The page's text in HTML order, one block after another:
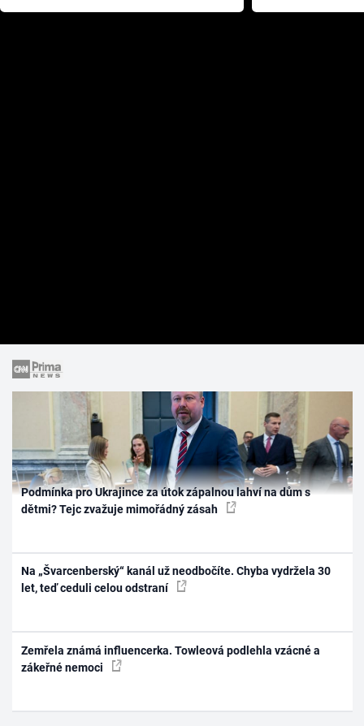
Pottera přišla s ráznou
přichází s
Podmínka pro Ukrajince za útok zápalnou lahví na dům s
dětmi? Tejc zvažuje mimořádný zásah
Na „Švarcenberský“ kanál už neodbočíte. Chyba vydržela 30
let, teď ceduli celou odstraní
Zemřela známá influencerka. Towleová podlehla vzácné a
zákeřné nemoci